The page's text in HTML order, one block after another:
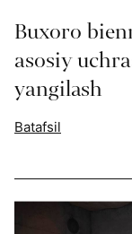
Buxoro
asosiy
yangilash
Batafsil